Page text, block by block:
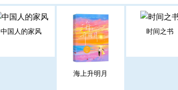
中国人的家风
海上升明月
时间之书